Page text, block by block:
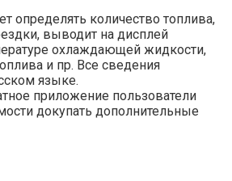
определять количество топлива,
выводит на дисплей
охлаждающей жидкости,
и пр. Все сведения
языке.
приложение пользователи
докупать дополнительные